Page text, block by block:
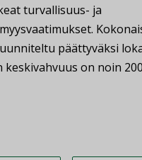
turvallisuus- ja
päättyväksi
keskivahvuus on noin